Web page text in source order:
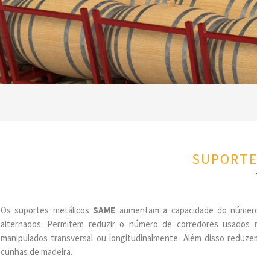
Os suportes metálicos SAME aumentam a capacidade do
alternados. Permitem reduzir o número de corredores usados
manipulados transversal ou longitudinalmente. Além disso
cunhas de madeira.